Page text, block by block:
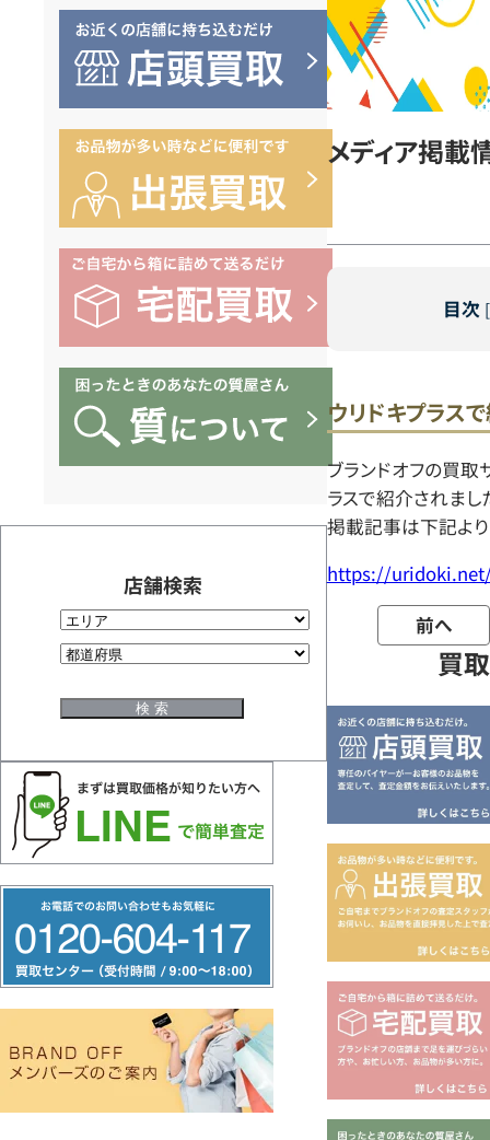
店舗検索
リ
ー
ヤ
メディア掲載
目次 [
ウリドキプラス
ブランドオフの買取
ラスで紹介されまし
掲載記事は下記より
https://
前へ
買